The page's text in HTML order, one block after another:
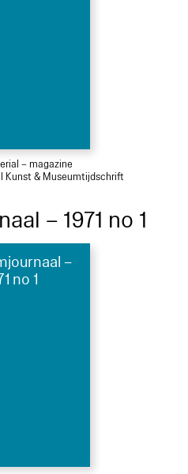
– magazine
Kunst & Museumtijdschrift
– 1971 no 1
–
no 1